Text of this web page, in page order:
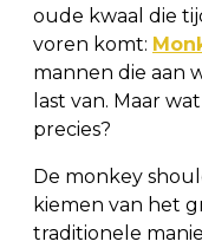
oude kwaal die
voren komt:
mannen die aan
last van. Maar
precies?
De monkey
kiemen van het
traditionele